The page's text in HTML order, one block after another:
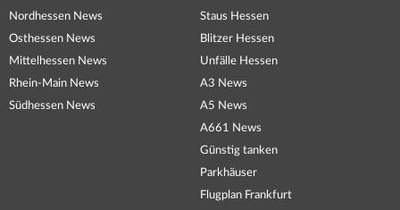
Nordhessen News
Osthessen News
Mittelhessen News
Rhein-Main News
Südhessen News
Staus Hessen
Blitzer Hessen
Unfälle Hessen
A3 News
A5 News
A661 News
Günstig tanken
Parkhäuser
Flugplan Frankfurt